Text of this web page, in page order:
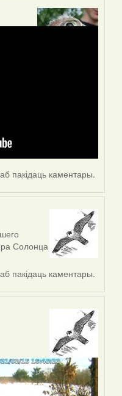
пакідаць каментары.
Солонца
пакідаць каментары.